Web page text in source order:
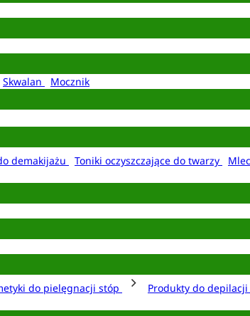
Skwalan
Mocznik
demakijażu Toniki oczyszczające do twarzy
do pielęgnacji stóp Produkty do depilacji